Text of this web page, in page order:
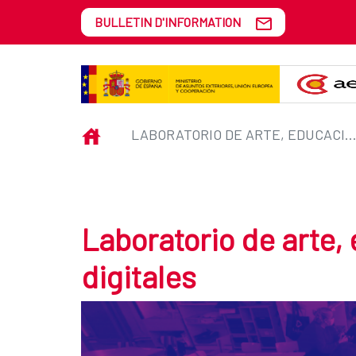
Saut au contenu principal
Laboratorio de arte, educación
BULLETIN D'INFORMATION
INICIO LABORATORIO DE ARTE, EDUCACIÓN Y HERRAMIENTAS DIGITALES
Laboratorio de
digitales